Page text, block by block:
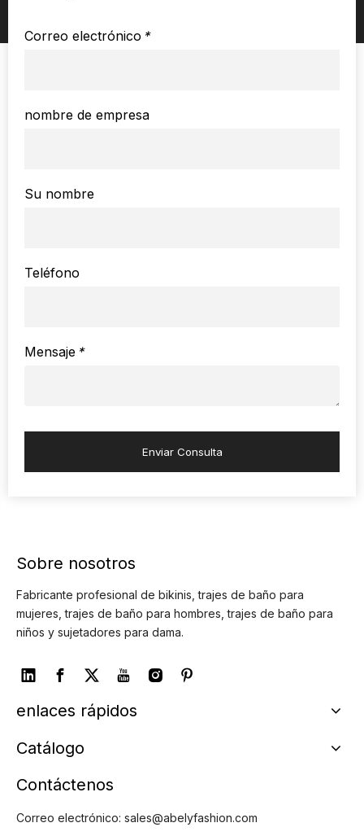
*
Correo electrónico
nombre de empresa
Su nombre
Teléfono
*
Mensaje
Enviar Consulta
Sobre nosotros
Fabricante profesional de bikinis, trajes de baño para
mujeres, trajes de baño para hombres, trajes de baño para
niños y sujetadores para dama.
enlaces rápidos
Catálogo
Contáctenos
Correo electrónico: sales@abelyfashion.com